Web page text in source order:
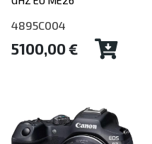
4895C004
5100,00 €